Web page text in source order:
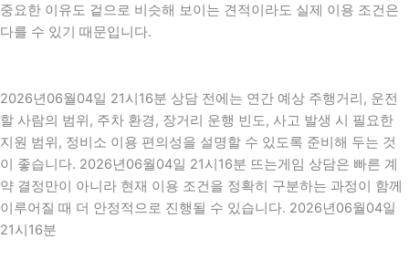
중요한 이유도 겉으로 비슷해 보이는 견적이라도 실제 이용 조건은
다를 수 있기 때문입니다.
2026년06월04일 21시16분 상담 전에는 연간 예상 주행거리, 운전
할 사람의 범위, 주차 환경, 장거리 운행 빈도, 사고 발생 시 필요한
지원 범위, 정비소 이용 편의성을 설명할 수 있도록 준비해 두는 것
이 좋습니다. 2026년06월04일 21시16분 뜨는게임 상담은 빠른 계
약 결정만이 아니라 현재 이용 조건을 정확히 구분하는 과정이 함께
이루어질 때 더 안정적으로 진행될 수 있습니다. 2026년06월04일
21시16분